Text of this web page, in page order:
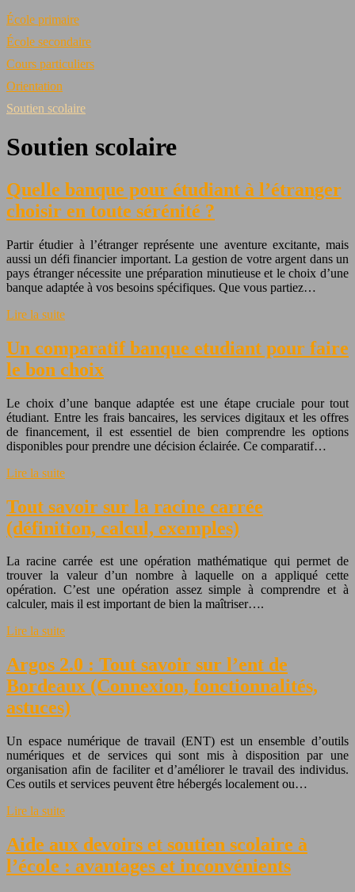
École primaire
École secondaire
Cours particuliers
Orientation
Soutien scolaire
Soutien scolaire
Quelle banque pour étudiant à l’étranger
choisir en toute sérénité ?
Partir étudier à l’étranger représente une aventure excitante, mais
aussi un défi financier important. La gestion de votre argent dans un
pays étranger nécessite une préparation minutieuse et le choix d’une
banque adaptée à vos besoins spécifiques. Que vous partiez…
Lire la suite
Un comparatif banque etudiant pour faire
le bon choix
Le choix d’une banque adaptée est une étape cruciale pour tout
étudiant. Entre les frais bancaires, les services digitaux et les offres
de financement, il est essentiel de bien comprendre les options
disponibles pour prendre une décision éclairée. Ce comparatif…
Lire la suite
Tout savoir sur la racine carrée
(définition, calcul, exemples)
La racine carrée est une opération mathématique qui permet de
trouver la valeur d’un nombre à laquelle on a appliqué cette
opération. C’est une opération assez simple à comprendre et à
calculer, mais il est important de bien la maîtriser….
Lire la suite
Argos 2.0 : Tout savoir sur l’ent de
Bordeaux (Connexion, fonctionnalités,
astuces)
Un espace numérique de travail (ENT) est un ensemble d’outils
numériques et de services qui sont mis à disposition par une
organisation afin de faciliter et d’améliorer le travail des individus.
Ces outils et services peuvent être hébergés localement ou…
Lire la suite
Aide aux devoirs et soutien scolaire à
l’école : avantages et inconvénients